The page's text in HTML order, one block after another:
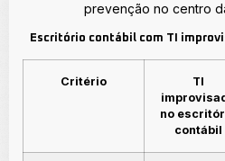
prevenção no centro
Escritório contábil com TI
Critério
TI
no
contábil